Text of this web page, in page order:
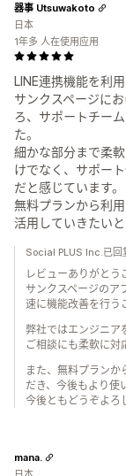
LINE連携機能を利用
サンクスページに
ろ、サポートチー
た。
細かな部分まで柔
けでなく、サポー
だと感じています。
無料プランから利
活用していきたいと
器事 Utsuwakoto
日本
1年多 人在使用应用
Social PLUS Inc.已
レビューありがとう
サンクスページのア
速に機能改善を行う
弊社ではエンジニア
ご相談にも柔軟に対
また、無料プランか
だき、今後もより使
今後ともどうぞよろ
mana.